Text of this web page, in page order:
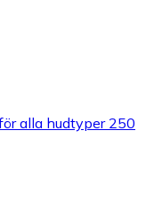
alla hudtyper 250